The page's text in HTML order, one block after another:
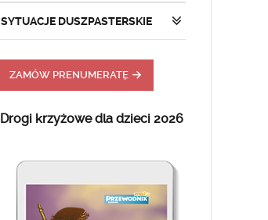
SYTUACJE DUSZPASTERSKIE
ZAMÓW PRENUMERATĘ
Drogi krzyżowe dla dzieci 2026